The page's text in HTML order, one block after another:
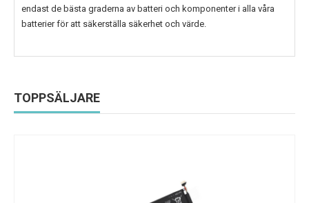
endast de bästa graderna av batteri och komponenter i alla våra
batterier för att säkerställa säkerhet och värde.
TOPPSÄLJARE